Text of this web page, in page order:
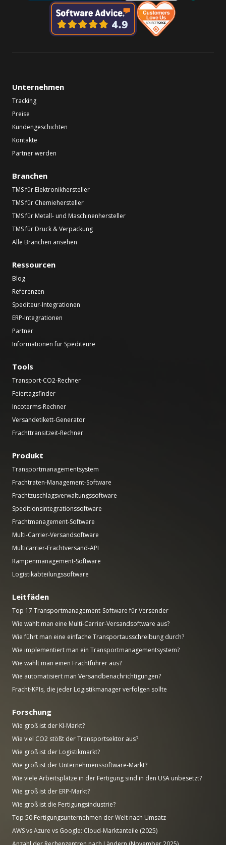
Unternehmen
Tracking
Preise
Kundengeschichten
Kontakte
Partner werden
Branchen
TMS für Elektronikhersteller
TMS für Chemiehersteller
TMS für Metall- und Maschinenhersteller
TMS für Druck & Verpackung
Alle Branchen ansehen
Ressourcen
Blog
Referenzen
Spediteur-Integrationen
ERP-Integrationen
Partner
Informationen für Spediteure
Tools
Transport-CO2-Rechner
Feiertagsfinder
Incoterms-Rechner
Versandetikett-Generator
Frachttransitzeit-Rechner
Produkt
Transportmanagementsystem
Frachtraten-Management-Software
Frachtzuschlagsverwaltungssoftware
Speditionsintegrationssoftware
Frachtmanagement-Software
Multi-Carrier-Versandsoftware
Multicarrier-Frachtversand-API
Rampenmanagement-Software
Logistikabteilungssoftware
Leitfäden
Top 17 Transportmanagement-Software für Versender
Wie wählt man eine Multi-Carrier-Versandsoftware aus?
Wie führt man eine einfache Transportausschreibung durch?
Wie implementiert man ein Transportmanagementsystem?
Wie wählt man einen Frachtführer aus?
Wie automatisiert man Versandbenachrichtigungen?
Fracht-KPIs, die jeder Logistikmanager verfolgen sollte
Forschung
Wie groß ist der KI-Markt?
Wie viel CO2 stößt der Transportsektor aus?
Wie groß ist der Logistikmarkt?
Wie groß ist der Unternehmenssoftware-Markt?
Wie viele Arbeitsplätze in der Fertigung sind in den USA unbesetzt?
Wie groß ist der ERP-Markt?
Wie groß ist die Fertigungsindustrie?
Top 50 Fertigungsunternehmen der Welt nach Umsatz
AWS vs Azure vs Google: Cloud-Marktanteile (2025)